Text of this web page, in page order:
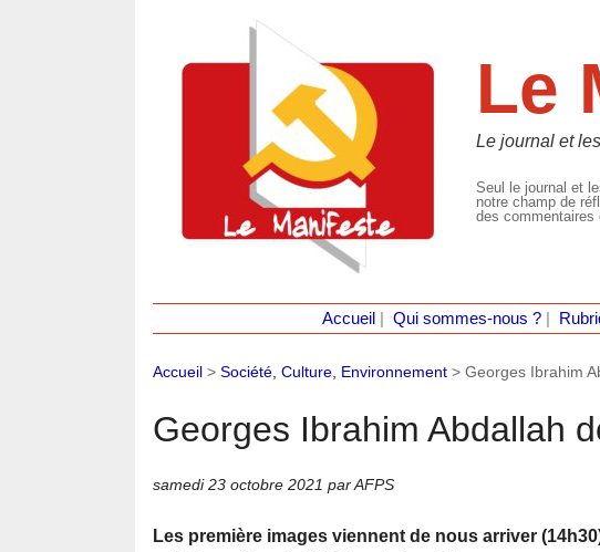
Le
Le journal et
Seul le journal et
notre champ de
des commentaires
Accueil Qui sommes-nous ?|
Accueil > Société, Culture, Environnement > Georges Ibrahim
Georges Ibrahim Abdallah
samedi 23 octobre 2021 par AFPS
Les première images viennent de nous arriver